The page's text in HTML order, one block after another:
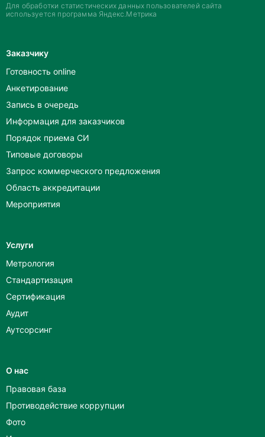
Для обработки статистических данных пользователей сайта
используется программа Яндекс.Метрика
Заказчику
Готовность online
Анкетирование
Запись в очередь
Информация для заказчиков
Порядок приема СИ
Типовые договоры
Запрос коммерческого предложения
Область аккредитации
Мероприятия
Услуги
Метрология
Стандартизация
Сертификация
Аудит
Аутсорсинг
О нас
Правовая база
Противодействие коррупции
Фото